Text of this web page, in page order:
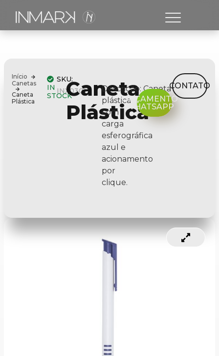
Início
Canetas
Caneta
Plástica
IN
STOCK
SKU:
INX03017
Caneta
Plástica
Descrição:Caneta
plástica
com
carga
esferográfica
azul e
acionamento
por
clique.
ORÇAMENTO
WHATSAPP
CONTATO